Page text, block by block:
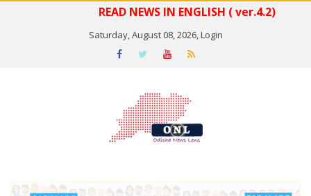
READ NEWS IN ENGLISH ( ver.4.2)
Saturday, August 08, 2026,Login